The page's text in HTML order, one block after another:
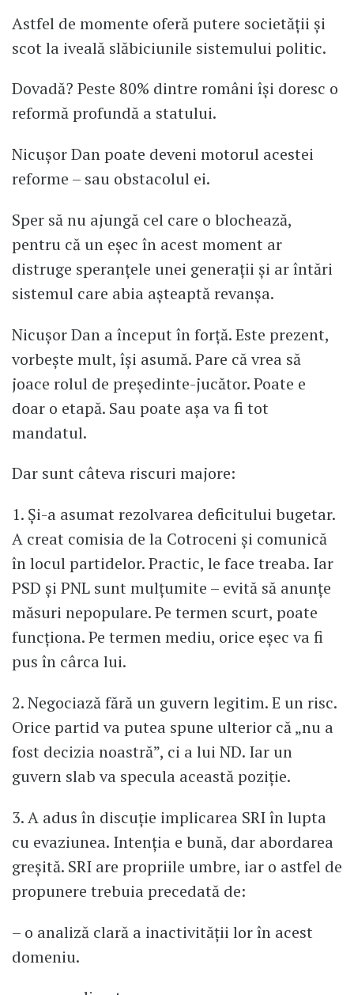
Astfel de momente oferă putere societății și
scot la iveală slăbiciunile sistemului politic.
Dovadă? Peste 80% dintre români își doresc o
reformă profundă a statului.
Nicușor Dan poate deveni motorul acestei
reforme – sau obstacolul ei.
Sper să nu ajungă cel care o blochează,
pentru că un eșec în acest moment ar
distruge speranțele unei generații și ar întări
sistemul care abia așteaptă revanșa.
Nicușor Dan a început în forță. Este prezent,
vorbește mult, își asumă. Pare că vrea să
joace rolul de președinte-jucător. Poate e
doar o etapă. Sau poate așa va fi tot
mandatul.
Dar sunt câteva riscuri majore:
1. Și-a asumat rezolvarea deficitului bugetar.
A creat comisia de la Cotroceni și comunică
în locul partidelor. Practic, le face treaba. Iar
PSD și PNL sunt mulțumite – evită să anunțe
măsuri nepopulare. Pe termen scurt, poate
funcționa. Pe termen mediu, orice eșec va fi
pus în cârca lui.
2. Negociază fără un guvern legitim. E un risc.
Orice partid va putea spune ulterior că „nu a
fost decizia noastră”, ci a lui ND. Iar un
guvern slab va specula această poziție.
3. A adus în discuție implicarea SRI în lupta
cu evaziunea. Intenția e bună, dar abordarea
greșită. SRI are propriile umbre, iar o astfel de
propunere trebuia precedată de:
– o analiză clară a inactivității lor în acest
domeniu.